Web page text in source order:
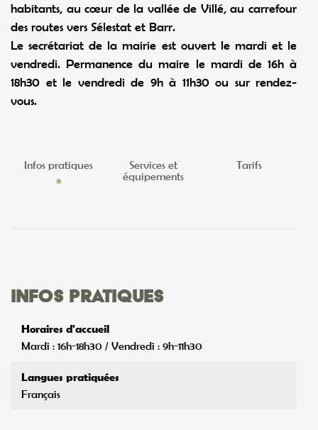
habitants, au cœur de la vallée de Villé, au carrefour
des routes vers Sélestat et Barr.
Le secrétariat de la mairie est ouvert le mardi et le
vendredi. Permanence du maire le mardi de 16h à
18h30 et le vendredi de 9h à 11h30 ou sur rendez-
vous.
Infos pratiques
Services et
équipements
Tarifs
Infos pratiques
Horaires d'accueil
Mardi : 16h-18h30 / Vendredi : 9h-11h30
Langues pratiquées
Français